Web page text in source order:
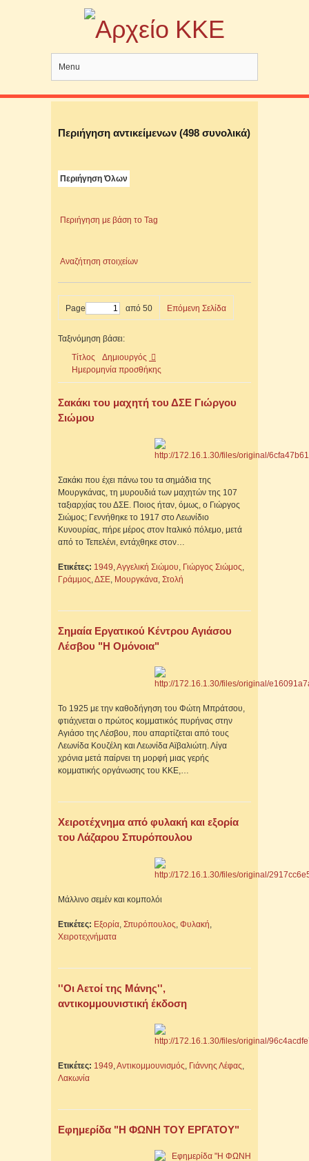
Menu
Περιήγηση αντικείμενων (498 συνολικά)
Περιήγηση Όλων
Περιήγηση με βάση το Tag
Αναζήτηση στοιχείων
Page από 50 Επόμενη Σελίδα
Ταξινόμηση βάσει:
Τίτλος
Δημιουργός
Ημερομηνία προσθήκης
Σακάκι του μαχητή του ΔΣΕ Γιώργου
Σιώμου
Σακάκι που έχει πάνω του τα σημάδια της
Μουργκάνας, τη μυρουδιά των μαχητών της 107
ταξιαρχίας του ΔΣΕ. Ποιος ήταν, όμως, ο Γιώργος
Σιώμος; Γεννήθηκε το 1917 στο Λεωνίδιο
Κυνουρίας, πήρε μέρος στον Ιταλικό πόλεμο, μετά
από το Τεπελένι, εντάχθηκε στον…
Ετικέτες: 1949,Αγγελική Σιώμου, Γιώργος Σιώμος,
Γράμμος,ΔΣΕ, Μουργκάνα, Στολή
Σημαία Εργατικού Κέντρου Αγιάσου
Λέσβου "Η Ομόνοια"
Το 1925 με την καθοδήγηση του Φώτη Μπράτσου,
φτιάχνεται ο πρώτος κομματικός πυρήνας στην
Αγιάσο της Λέσβου, που απαρτίζεται από τους
Λεωνίδα Κουζέλη και Λεωνίδα Αϊβαλιώτη. Λίγα
χρόνια μετά παίρνει τη μορφή μιας γερής
κομματικής οργάνωσης του ΚΚΕ,…
Χειροτέχνημα από φυλακή και εξορία
του Λάζαρου Σπυρόπουλου
Μάλλινο σεμέν και κομπολόι
Ετικέτες: Εξορία, Σπυρόπουλος, Φυλακή,
Χειροτεχνήματα
''Οι Αετοί της Μάνης'',
αντικομμουνιστική έκδοση
Ετικέτες: 1949,Αντικομμουνισμός, Γιάννης Λέφας,
Λακωνία
Εφημερίδα "Η ΦΩΝΗ ΤΟΥ ΕΡΓΑΤΟΥ"